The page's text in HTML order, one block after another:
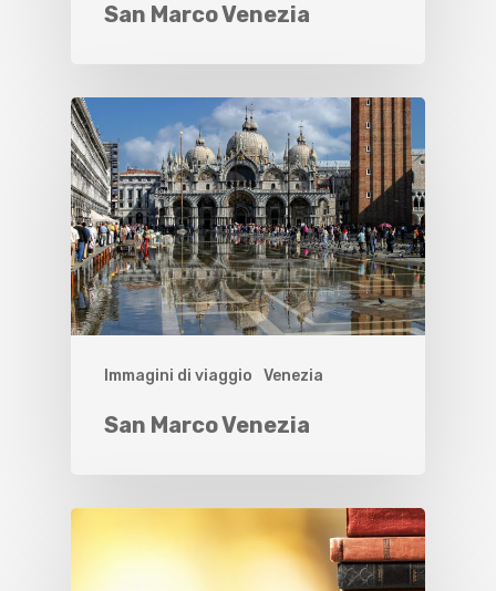
San Marco Venezia
Immagini di viaggio Venezia
San Marco Venezia